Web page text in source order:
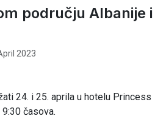
području Albanije i
2023
24. i 25. aprila u hotelu Princess
časova.